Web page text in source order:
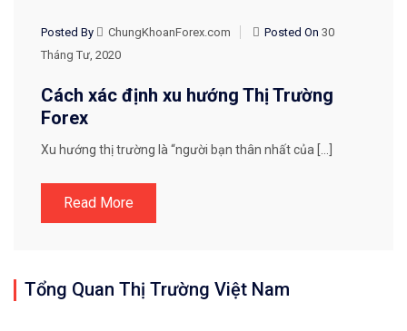
KIẾN THỨC FOREX
Posted By ChungKhoanForex.com Posted On 30
Tháng Tư, 2020
Cách xác định xu hướng Thị Trường
Forex
Xu hướng thị trường là “người bạn thân nhất của […]
Read More
Tổng Quan Thị Trường Việt Nam